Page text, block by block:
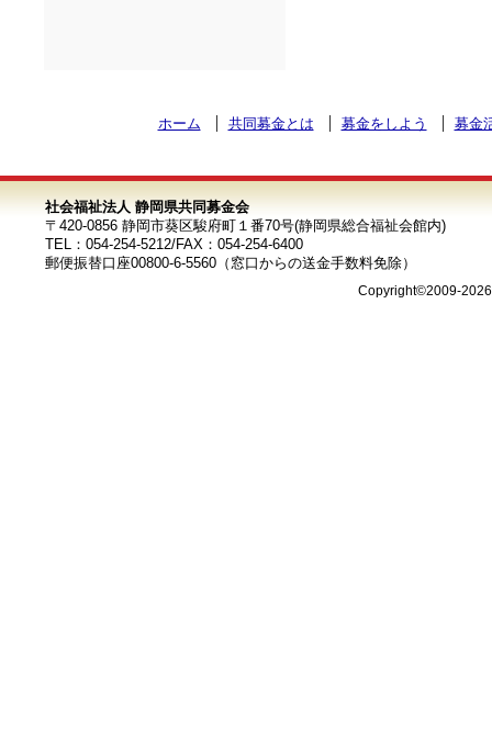
ホーム 共同募金とは 募金をしよう 募金
社会福祉法人 静岡県共同募金会
〒420-0856 静岡市葵区駿府町１番70号(静岡県総合福祉会館内)
TEL：054-254-5212/FAX：054-254-6400
郵便振替口座00800-6-5560（窓口からの送金手数料免除）
Copyright©2009-